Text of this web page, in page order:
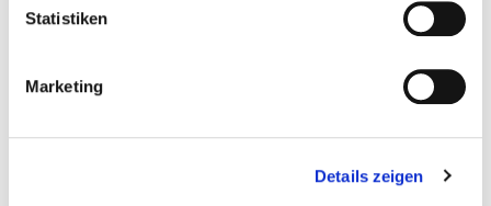
Statistiken
Marketing
Details zeigen
Nach einer akuten medizinischen Behandlung
Station „Rückenwind“ verlegt. In einer ansprechend
gestalteten Stationsumgebung erhalten Sie Ergo-,